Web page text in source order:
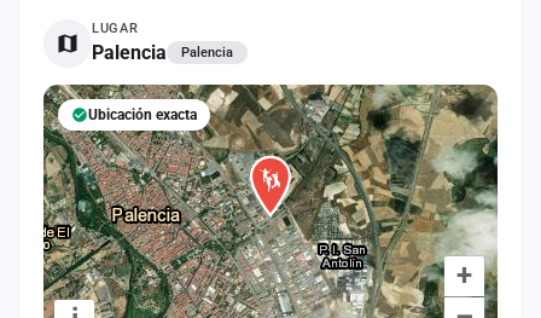
LUGAR
Palencia Palencia
+
Ubicación exacta